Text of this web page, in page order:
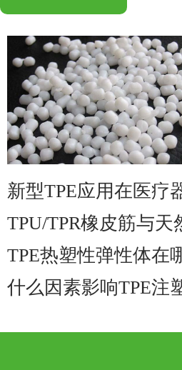
新型TPE应用在医疗
TPU/TPR橡皮筋与天
TPE热塑性弹性体在
什么因素影响TPE注